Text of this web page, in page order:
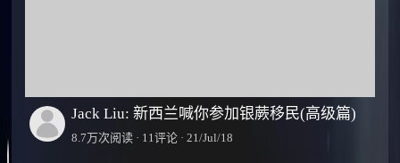
Jack Liu: 新西兰喊你参加银蕨移民(高级篇)
8.7万次阅读 · 11评论 · 21/Jul/18